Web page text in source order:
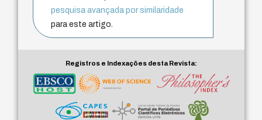
pesquisa avançada por similaridade
para este artigo.
Registros e Indexações desta Revista: